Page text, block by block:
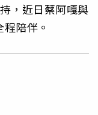
，近日蔡阿嘎與
陪伴。